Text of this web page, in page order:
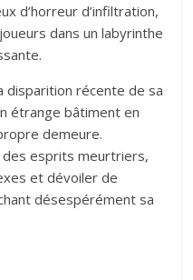
d’horreur d’infiltration,
dans un labyrinthe
disparition récente de sa
étrange bâtiment en
demeure.
esprits meurtriers,
et dévoiler de
désespérément sa